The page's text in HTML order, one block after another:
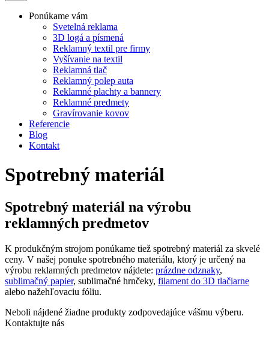
Ponúkame vám
Svetelná reklama
3D logá a písmená
Reklamný textil pre firmy
Vyšívanie na textil
Reklamná tlač
Reklamný polep auta
Reklamné plachty a bannery
Reklamné predmety
Gravírovanie kovov
Referencie
Blog
Kontakt
Spotrebný materiál
Spotrebný materiál na výrobu
reklamných predmetov
K produkčným strojom ponúkame tiež spotrebný materiál za skvelé
ceny. V našej ponuke spotrebného materiálu, ktorý je určený na
výrobu reklamných predmetov nájdete: prázdne odznaky,
sublimačný papier, sublimačné hrnčeky, filament do 3D tlačiarne
alebo nažehľovaciu fóliu.
Neboli nájdené žiadne produkty zodpovedajúce vášmu výberu.
Kontaktujte nás